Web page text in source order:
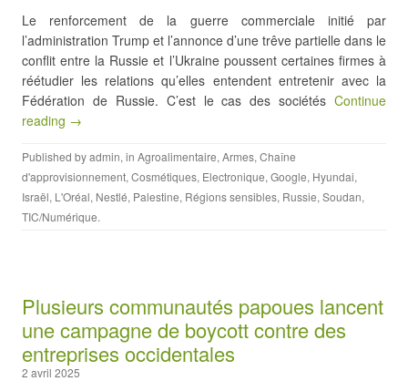
Le renforcement de la guerre commerciale initié par
l’administration Trump et l’annonce d’une trêve partielle dans le
conflit entre la Russie et l’Ukraine poussent certaines firmes à
réétudier les relations qu’elles entendent entretenir avec la
Fédération de Russie. C’est le cas des sociétés Continue
reading →
Published byadmin, in Agroalimentaire, Armes, Chaîne
d'approvisionnement, Cosmétiques, Electronique, Google, Hyundai,
Israël, L'Oréal, Nestlé, Palestine, Régions sensibles, Russie, Soudan,
TIC/Numérique.
Plusieurs communautés papoues lancent
une campagne de boycott contre des
entreprises occidentales
2 avril 2025